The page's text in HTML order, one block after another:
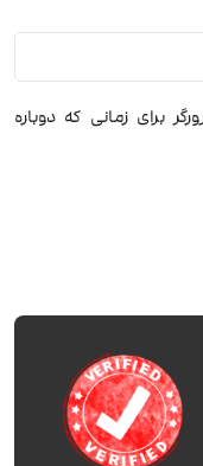
برای زمانی که دوباره